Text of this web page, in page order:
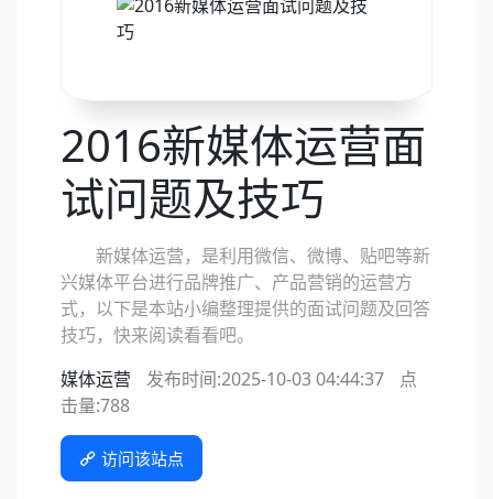
2016新媒体运营面
试问题及技巧
新媒体运营，是利用微信、微博、贴吧等新
兴媒体平台进行品牌推广、产品营销的运营方
式，以下是本站小编整理提供的面试问题及回答
技巧，快来阅读看看吧。
媒体运营
发布时间:2025-10-03 04:44:37
点
击量:788
访问该站点